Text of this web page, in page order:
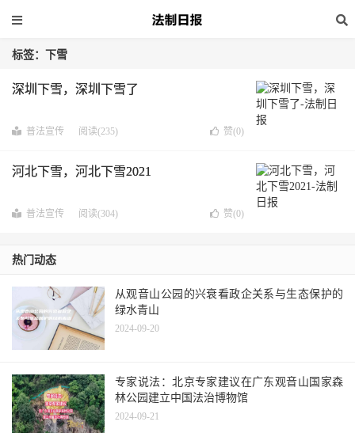
标签：下雪
深圳下雪，深圳下雪了
普法宣传 阅读(235) 赞(0)
河北下雪，河北下雪2021
普法宣传 阅读(304) 赞(0)
热门动态
从观音山公园的兴衰看政企关系与生态保护的
绿水青山
2024-09-20
专家说法：北京专家建议在广东观音山国家森
林公园建立中国法治博物馆
2024-09-21